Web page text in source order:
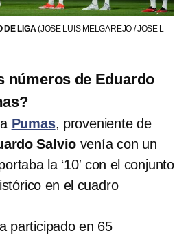
DE LIGA (JOSE LUIS MELGAREJO / JOSE L
números de Eduardo
Pumas, proveniente de
Salvio venía con un
la ‘10′ con el conjunto
en el cuadro
participado en 65